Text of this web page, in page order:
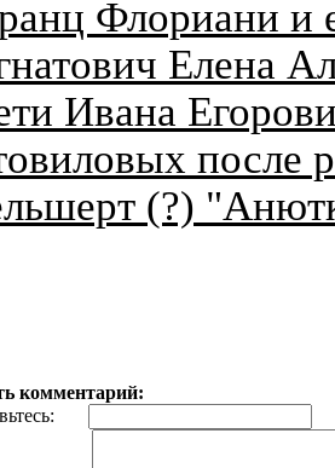
Флориани и
Елена
Ивана
после
(?)
комментарий: